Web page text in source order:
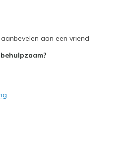
aanbevelen aan een vriend